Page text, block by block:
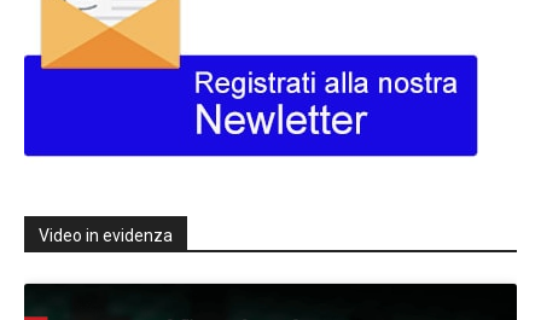
Video in evidenza